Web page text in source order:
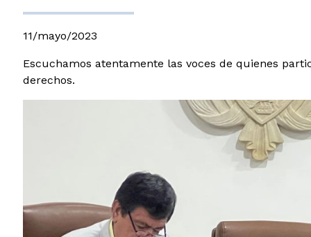
11/mayo/2023
Escuchamos atentamente las voces de quienes
derechos.